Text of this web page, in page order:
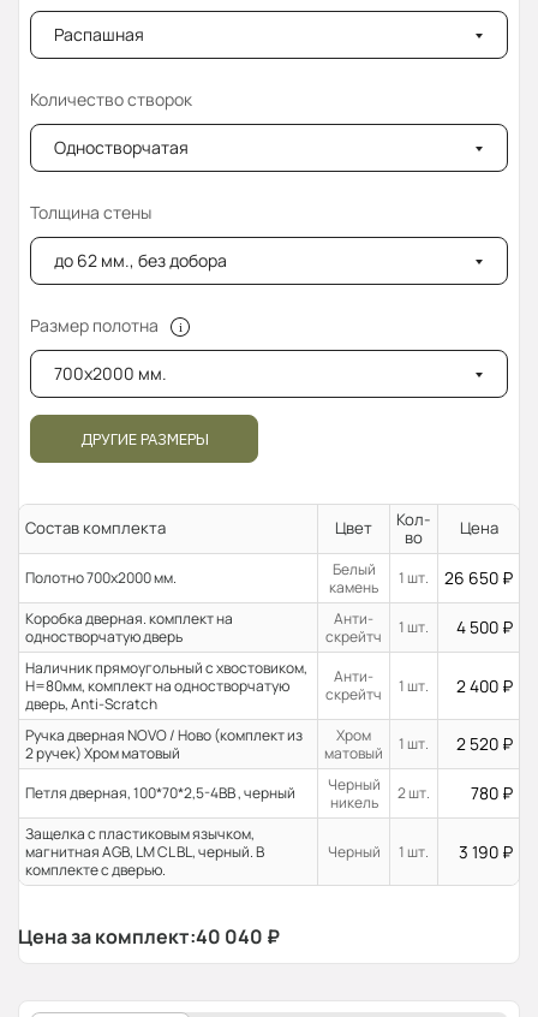
Распашная
Количество створок
Одностворчатая
Толщина стены
до 62 мм., без добора
Размер полотна
700x2000 мм.
ДРУГИЕ РАЗМЕРЫ
Состав комплекта Цвет
Кол-
во
Цена
Полотно 700x2000 мм.
Белый
камень
1 шт. 26 650 ₽
Коробка дверная. комплект на
одностворчатую дверь
Анти-
скрейтч
1 шт. 4 500 ₽
Наличник прямоугольный с хвостовиком,
H=80мм, комплект на одностворчатую
дверь, Anti-Scratch
Анти-
скрейтч
1 шт. 2 400 ₽
Ручка дверная NOVO / Ново (комплект из
2 ручек) Хром матовый
Хром
матовый
1 шт. 2 520 ₽
Петля дверная, 100*70*2,5-4ВВ , черный
Черный
никель
2 шт. 780 ₽
Защелка с пластиковым язычком,
магнитная AGB, LM CL BL, черный. В
комплекте с дверью.
Черный 1 шт. 3 190 ₽
Цена за комплект:40 040 ₽